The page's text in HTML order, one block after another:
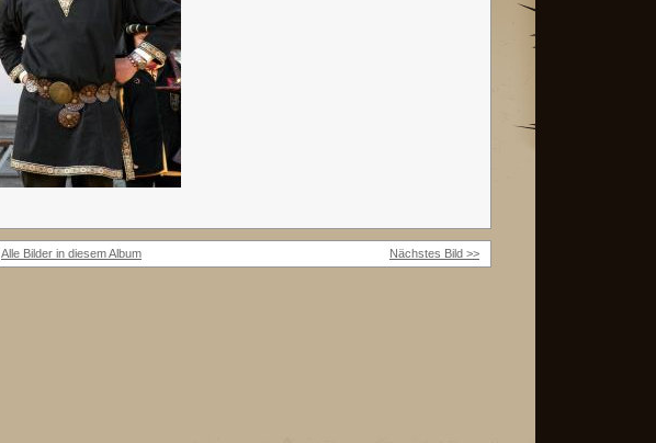
Alle Bilder in diesem Album Nächstes Bild >>